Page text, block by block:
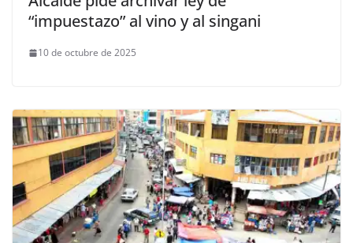
“impuestazo” al vino y al singani
10 de octubre de 2025